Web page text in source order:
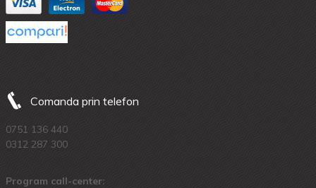
Comanda prin telefon
0751 136 440
0312 287 300
Program call-center: